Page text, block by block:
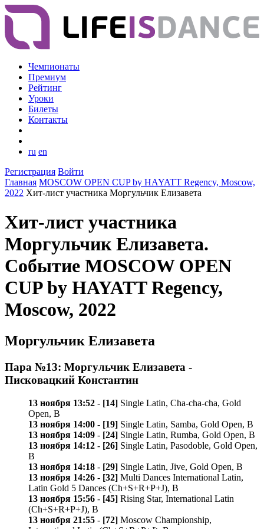
Чемпионаты
Премиум
Рейтинг
Уроки
Билеты
Контакты
ru en
Регистрация Войти
Главная MOSCOW OPEN CUP by HAYATT Regency, Moscow,
2022 Хит-лист участника Моргульчик Елизавета
Хит-лист участника
Моргульчик Елизавета.
Событие MOSCOW OPEN
CUP by HAYATT Regency,
Moscow, 2022
Моргульчик Елизавета
Пара №13: Моргульчик Елизавета -
Писковацкий Константин
13 ноября 13:52 - [14] Single Latin, Cha-cha-cha, Gold
Open, B
13 ноября 14:00 - [19] Single Latin, Samba, Gold Open, B
13 ноября 14:09 - [24] Single Latin, Rumba, Gold Open, B
13 ноября 14:12 - [26] Single Latin, Pasodoble, Gold Open,
B
13 ноября 14:18 - [29] Single Latin, Jive, Gold Open, B
13 ноября 14:26 - [32] Multi Dances International Latin,
Latin Gold 5 Dances (Ch+S+R+P+J), B
13 ноября 15:56 - [45] Rising Star, International Latin
(Ch+S+R+P+J), B
13 ноября 21:55 - [72] Moscow Championship,